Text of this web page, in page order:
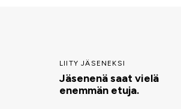
LIITY JÄSENEKSI
Jäsenenä saat vielä
enemmän etuja.